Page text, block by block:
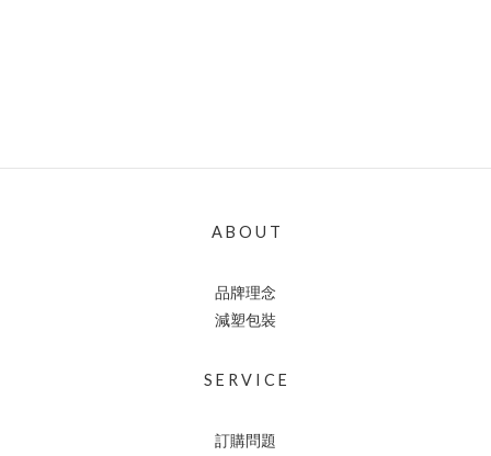
A B O U T
品牌理念
減塑包裝
S E R V I C E
訂購問題